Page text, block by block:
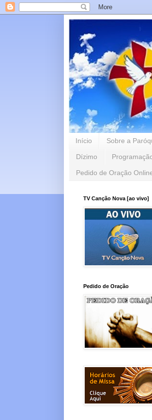
Início Sobre a
Dízimo
Pedido de Oração
TV Canção Nova [ao vivo]
Pedido de Oração